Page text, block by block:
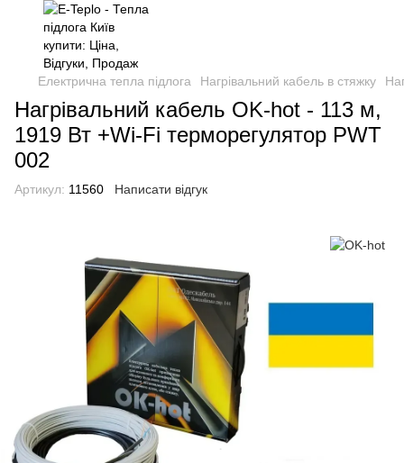
Електрична тепла підлога Нагрівальний кабель в стяжку
Нагрівальний кабель OK-hot - 113 м,
1919 Вт +Wi-Fi терморегулятор PWT
002
Артикул: 11560 Написати відгук